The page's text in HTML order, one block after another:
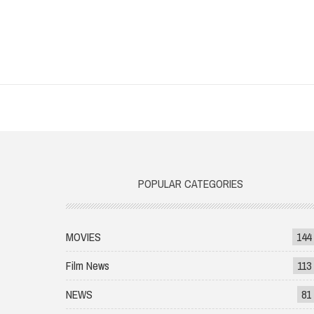
POPULAR CATEGORIES
MOVIES
144
Film News
113
NEWS
81